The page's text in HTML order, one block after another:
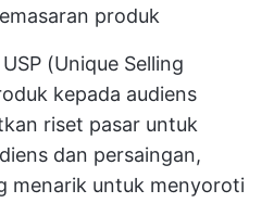
produk
(Unique Selling
kepada audiens
riset pasar untuk
dan persaingan,
menarik untuk menyoroti